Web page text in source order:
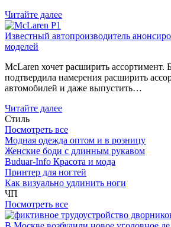
Читайте далее
Известный автопроизводитель
моделей
McLaren хочет расширить ассортимент.
подтвердила намерения расширить
автомобилей и даже выпустить…
Читайте далее
Стиль
Посмотреть все
Модная одежда оптом и в розницу
Женские боди с длинным рукавом
Buduar-Info Красота и мода
Принтер для ногтей
Как визуально удлинить ноги
ЧП
Посмотреть все